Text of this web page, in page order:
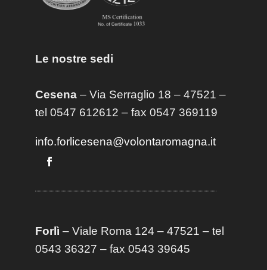
Le nostre sedi
Cesena– Via Serraglio 18 – 47521 –
tel 0547 612612 – fax 0547 369119
info.forlicesena@volontaromagna.it
Forlì – Viale Roma 124 – 47521 – tel
0543 36327 – fax 0543 39645